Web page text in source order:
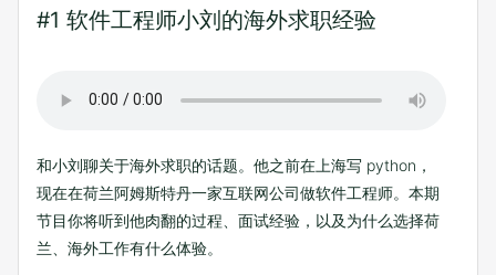
#1 软件工程师小刘的海外求职经验
和小刘聊关于海外求职的话题。他之前在上海写 python，
现在在荷兰阿姆斯特丹一家互联网公司做软件工程师。本期
节目你将听到他肉翻的过程、面试经验，以及为什么选择荷
兰、海外工作有什么体验。